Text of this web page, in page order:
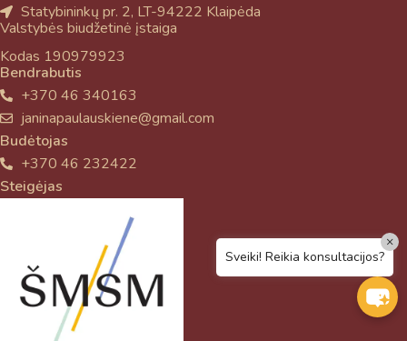
Statybininkų pr. 2, LT-94222 Klaipėda
Valstybės biudžetinė įstaiga
Kodas 190979923
Bendrabutis
+370 46 340163
janinapaulauskiene@gmail.com
Budėtojas
+370 46 232422
Steigėjas
Sveiki! Reikia konsultacijos?
×